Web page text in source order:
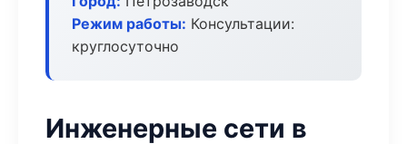
Режим работы: Консультации:
круглосуточно
Инженерные сети в